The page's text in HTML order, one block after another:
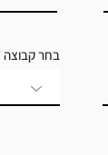
בחר קבוצה